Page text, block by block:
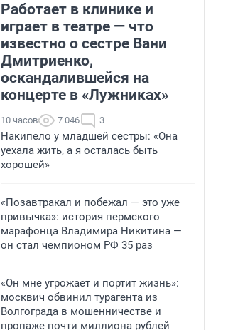
Работает в клинике и
играет в театре — что
известно о сестре Вани
Дмитриенко,
оскандалившейся на
концерте в «Лужниках»
10 часов 7 046 3
Накипело у младшей сестры: «Она
уехала жить, а я осталась быть
хорошей»
«Позавтракал и побежал — это уже
привычка»: история пермского
марафонца Владимира Никитина —
он стал чемпионом РФ 35 раз
«Он мне угрожает и портит жизнь»:
москвич обвинил турагента из
Волгограда в мошенничестве и
пропаже почти миллиона рублей